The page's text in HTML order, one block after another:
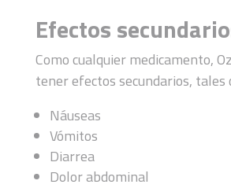
Efectos
Como cualquier medicamento,
tener efectos secundarios, tales
Náuseas
Vómitos
Diarrea
Dolor abdominal